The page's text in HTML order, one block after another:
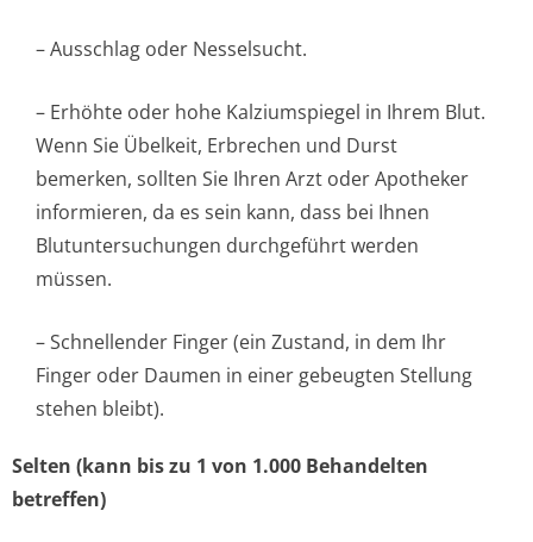
– Ausschlag oder Nesselsucht.
– Erhöhte oder hohe Kalziumspiegel in Ihrem Blut.
Wenn Sie Übelkeit, Erbrechen und Durst
bemerken, sollten Sie Ihren Arzt oder Apotheker
informieren, da es sein kann, dass bei Ihnen
Blutuntersuchungen durchgeführt werden
müssen.
– Schnellender Finger (ein Zustand, in dem Ihr
Finger oder Daumen in einer gebeugten Stellung
stehen bleibt).
Selten (kann bis zu 1 von 1.000 Behandelten
betreffen)